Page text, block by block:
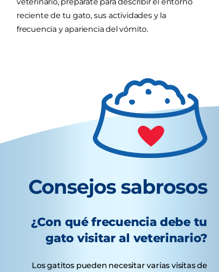
reciente de tu gato, sus actividades y la
frecuencia y apariencia del vómito.
Consejos sabrosos
¿Con qué frecuencia debe tu
gato visitar al veterinario?
Los gatitos pueden necesitar varias visitas de